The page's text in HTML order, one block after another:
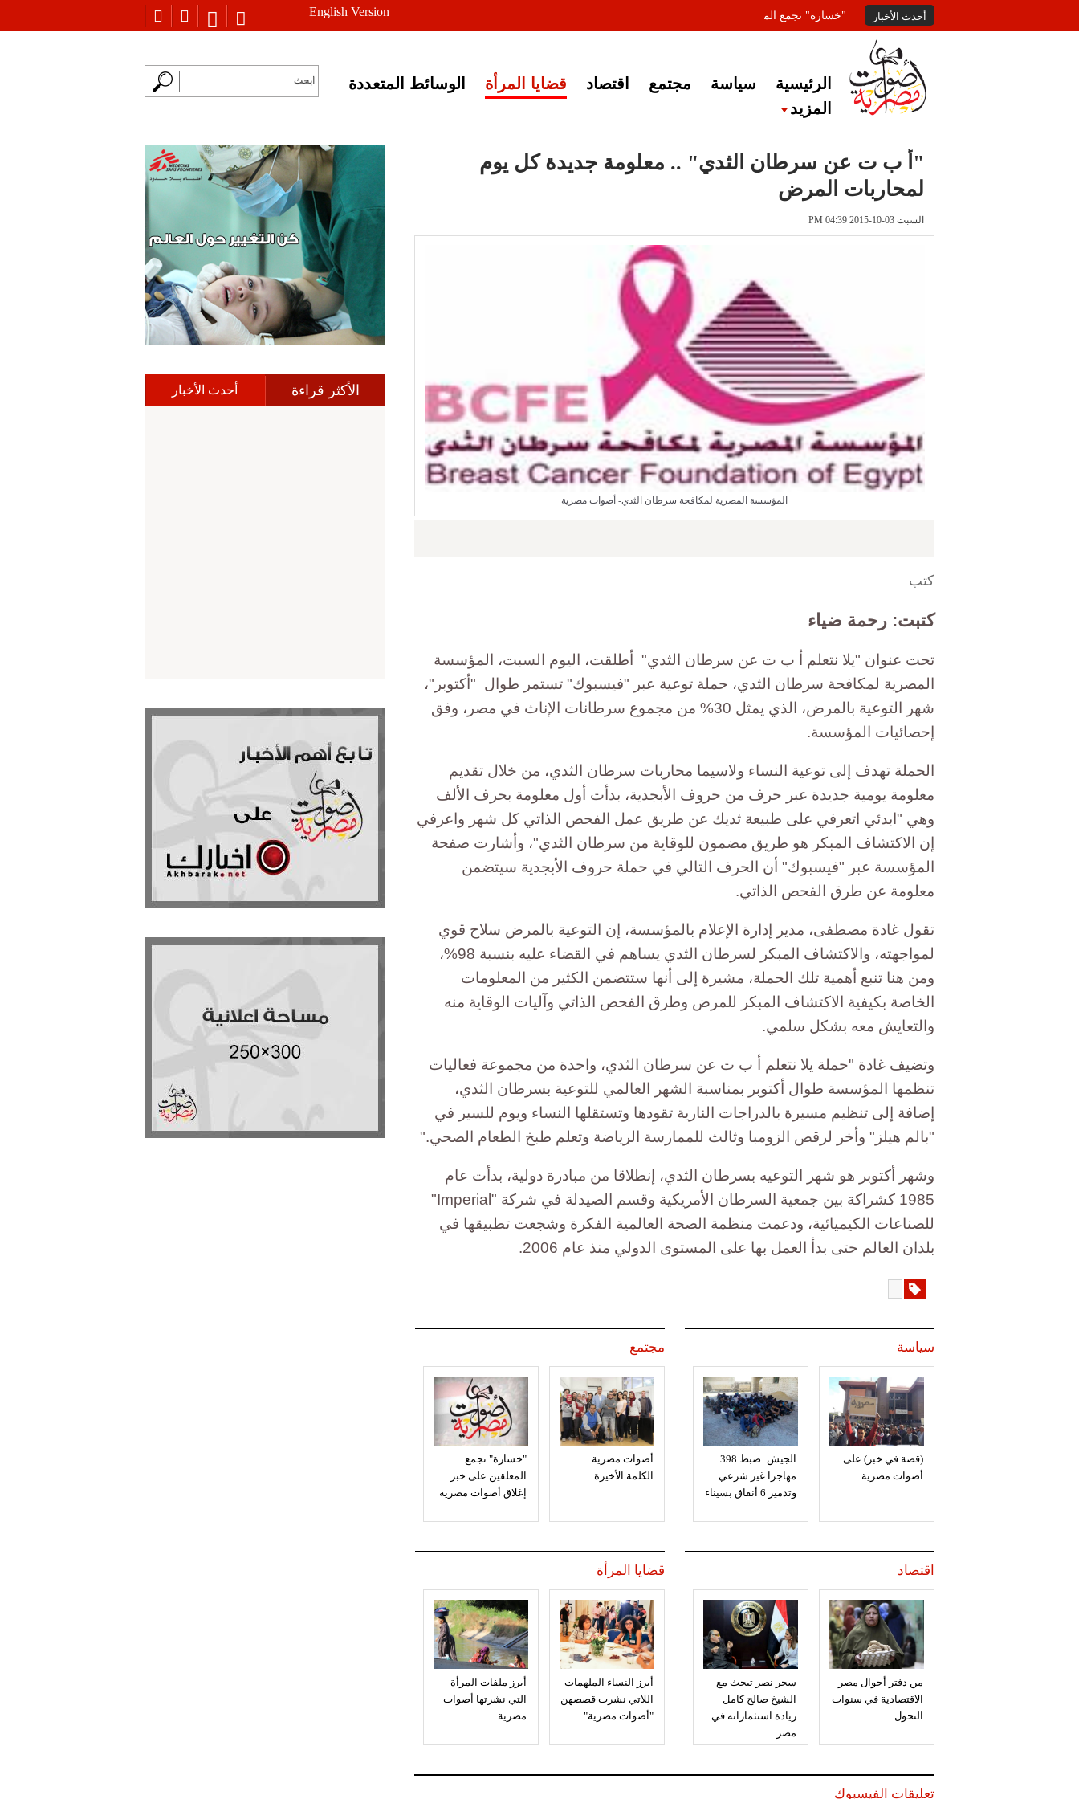
English Version أحدث الأخبار "خسارة" تجمع المعلقين على خبر إغلاق أصوات مصرية
الرئيسية سياسة مجتمع اقتصاد قضايا المرأة
الوسائط المتعددة
المزيد
"أ ب ت عن سرطان الثدي" .. معلومة جديدة كل يوم
لمحاربات المرض
السبت 03-10-2015 PM 04:39
المؤسسة المصرية لمكافحة سرطان الثدي- أصوات مصرية
كتب
كتبت: رحمة ضياء
تحت عنوان "يلا نتعلم أ ب ت عن سرطان الثدي" أطلقت، اليوم السبت، المؤسسة
المصرية لمكافحة سرطان الثدي، حملة توعية عبر "فيسبوك" تستمر طوال "أكتوبر"،
شهر التوعية بالمرض، الذي يمثل 30% من مجموع سرطانات الإناث في مصر، وفق
إحصائيات المؤسسة.
الحملة تهدف إلى توعية النساء ولاسيما محاربات سرطان الثدي، من خلال تقديم
معلومة يومية جديدة عبر حرف من حروف الأبجدية، بدأت أول معلومة بحرف الألف
وهي "ابدئي اتعرفي على طبيعة ثديك عن طريق عمل الفحص الذاتي كل شهر واعرفي
إن الاكتشاف المبكر هو طريق مضمون للوقاية من سرطان الثدي"، وأشارت صفحة
المؤسسة عبر "فيسبوك" أن الحرف التالي في حملة حروف الأبجدية سيتضمن
معلومة عن طرق الفحص الذاتي.
تقول غادة مصطفى، مدير إدارة الإعلام بالمؤسسة، إن التوعية بالمرض سلاح قوي
لمواجهته، والاكتشاف المبكر لسرطان الثدي يساهم في القضاء عليه بنسبة 98%،
ومن هنا تنبع أهمية تلك الحملة، مشيرة إلى أنها ستتضمن الكثير من المعلومات
الخاصة بكيفية الاكتشاف المبكر للمرض وطرق الفحص الذاتي وآليات الوقاية منه
والتعايش معه بشكل سلمي.
وتضيف غادة "حملة يلا نتعلم أ ب ت عن سرطان الثدي، واحدة من مجموعة فعاليات
تنظمها المؤسسة طوال أكتوبر بمناسبة الشهر العالمي للتوعية بسرطان الثدي،
إضافة إلى تنظيم مسيرة بالدراجات النارية تقودها وتستقلها النساء ويوم للسير في
"بالم هيلز" وأخر لرقص الزومبا وثالث للممارسة الرياضة وتعلم طبخ الطعام الصحي."
وشهر أكتوبر هو شهر التوعيه بسرطان الثدي، إنطلاقا من مبادرة دولية، بدأت عام
1985 كشراكة بين جمعية السرطان الأمريكية وقسم الصيدلة في شركة "Imperial"
للصناعات الكيميائية، ودعمت منظمة الصحة العالمية الفكرة وشجعت تطبيقها في
بلدان العالم حتى بدأ العمل بها على المستوى الدولي منذ عام 2006.
سياسة
(قصة في خبر) على
أصوات مصرية
الجيش: ضبط 398
مهاجرا غير شرعي
وتدمير 6 أنفاق بسيناء
مجتمع
أصوات مصرية..
الكلمة الأخيرة
"خسارة" تجمع
المعلقين على خبر
إغلاق أصوات مصرية
اقتصاد
من دفتر أحوال مصر
الاقتصادية في سنوات
التحول
سحر نصر تبحث مع
الشيخ صالح كامل
زيادة استثماراته في
مصر
قضايا المرأة
أبرز النساء الملهمات
اللاتي نشرت قصصهن
"أصوات مصرية"
أبرز ملفات المرأة
التي نشرتها أصوات
مصرية
تعليقات الفيسبوك
الأكثر قراءة أحدث الأخبار